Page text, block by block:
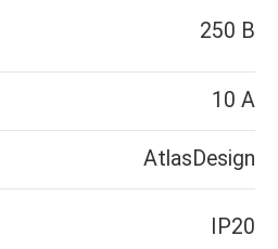
250 В
10 А
AtlasDesign
IP20